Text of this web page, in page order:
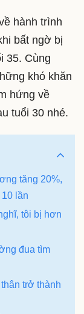
hành trình
bất ngờ bị
35. Cùng
khó khăn
hứng về
tuổi 30 nhé.
tăng 20%,
lần
tôi bị hơn
đua tìm
trở thành